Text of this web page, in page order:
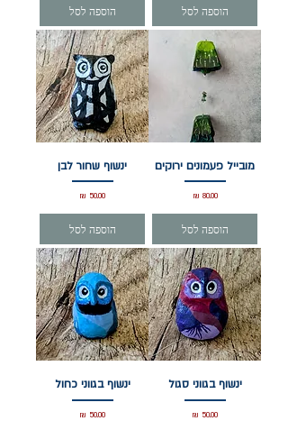
הוספה לסל הוספה לסל
מובייל פעמונים ירוקים
מחיר‏80.00 ‏₪
הוספה לסל
ינשוף שחור לבן
מחיר
הוספה לסל
ינשוף בגווני סגול
מחיר
ינשוף בגווני כחול
מחיר